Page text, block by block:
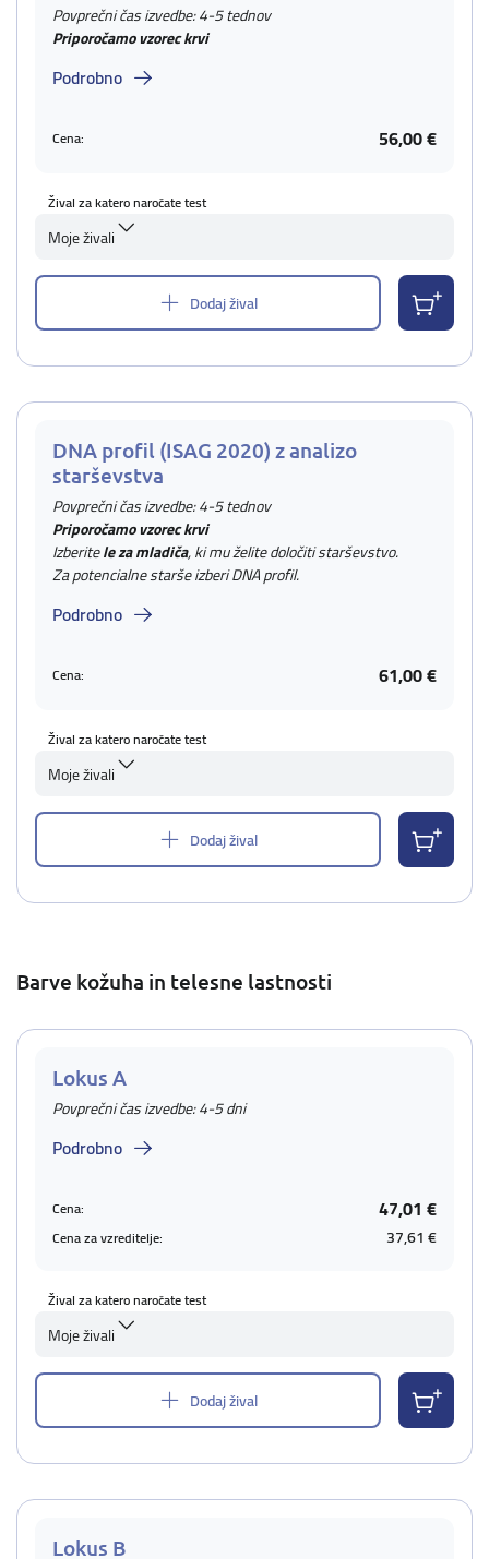
Povprečni čas izvedbe: 4-5 tednov
Priporočamo vzorec krvi
Podrobno
Cena: 56,00 €
Žival za katero naročate test
Moje živali
Dodaj žival
DNA profil (ISAG 2020) z analizo
starševstva
Povprečni čas izvedbe: 4-5 tednov
Priporočamo vzorec krvi
Izberitele za mladiča, ki mu želite določiti starševstvo.
Za potencialne starše izberi DNA profil.
Podrobno
Cena: 61,00 €
Žival za katero naročate test
Moje živali
Dodaj žival
Barve kožuha in telesne lastnosti
Lokus A
Povprečni čas izvedbe: 4-5 dni
Podrobno
Cena: 47,01 €
Cena za vzreditelje: 37,61 €
Žival za katero naročate test
Moje živali
Dodaj žival
Lokus B